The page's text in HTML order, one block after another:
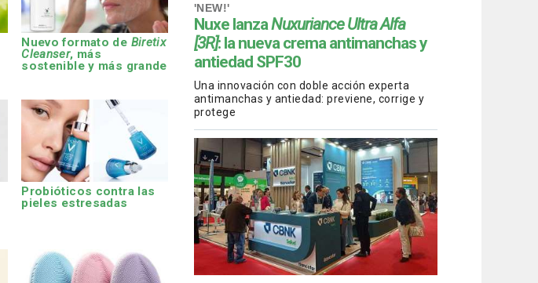
'NEW!'
Nuxe lanzaNuxuriance Ultra Alfa
[3R]: la nueva crema antimanchas y
antiedad SPF30
Una innovación con doble acción experta
antimanchas y antiedad: previene, corrige y
protege
Nuevo formato de Biretix
Cleanser, más
sostenible y más grande
Probióticos contra las
pieles estresadas